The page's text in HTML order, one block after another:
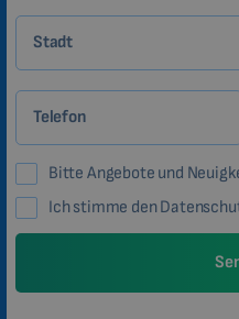
Stadt
Telefon
Bitte Angebote und
Ich stimme den